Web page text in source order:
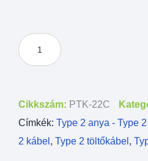
Cikkszám: PTK-22C
Címkék: Type 2 anya - Type
2 kábel , Type 2 töltőkábel ,